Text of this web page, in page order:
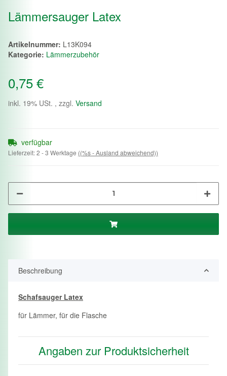
Lämmersauger Latex
Artikelnummer: L13K094
Kategorie: Lämmerzubehör
0,75 €
inkl. 19% USt. , zzgl. Versand
verfügbar
Lieferzeit:2 - 3 Werktage ((%s - Ausland abweichend))
Beschreibung
Schafsauger Latex
für Lämmer, für die Flasche
Angaben zur Produktsicherheit